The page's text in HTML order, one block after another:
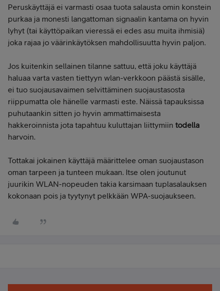
Peruskäyttäjä ei varmasti osaa tuota salausta omin konstein
purkaa ja monesti langattoman signaalin kantama on hyvin
lyhyt (tai käyttöpaikan vieressä ei edes asu muita ihmisiä)
joka rajaa jo väärinkäytöksen mahdollisuutta hyvin paljon.
Jos kuitenkin sellainen tilanne sattuu, että joku käyttäjä
haluaa varta vasten tiettyyn wlan-verkkoon päästä sisälle,
ei tuo suojausavaimen selvittäminen suojaustasosta
riippumatta ole hänelle varmasti este. Näissä tapauksissa
puhutaankin sitten jo hyvin ammattimaisesta
hakkeroinnista jota tapahtuu kuluttajan liittymiin todella
harvoin.
Tottakai jokainen käyttäjä määrittelee oman suojaustason
oman tarpeen ja tunteen mukaan. Itse olen joutunut
juurikin WLAN-nopeuden takia karsimaan tuplasalauksen
kokonaan pois ja tyytynyt pelkkään WPA-suojaukseen.